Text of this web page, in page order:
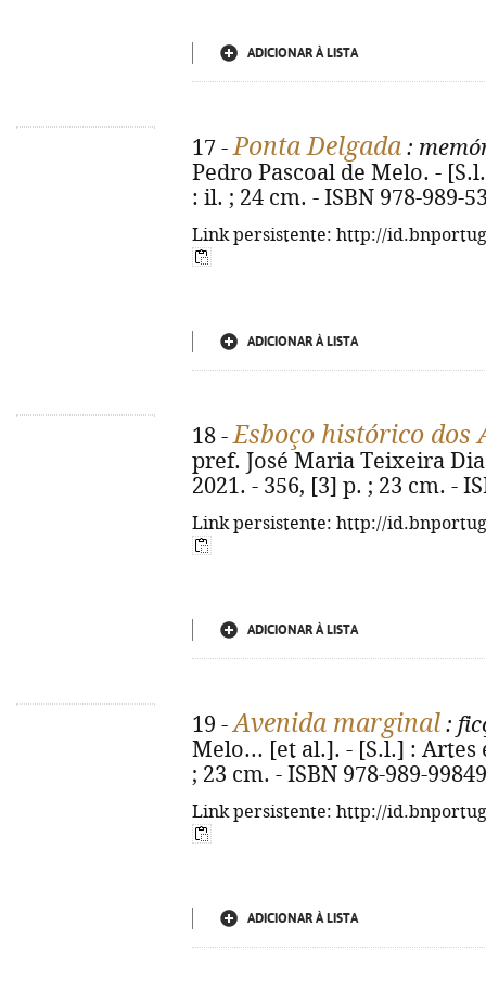
ADICIONAR À LISTA
17 -Ponta Delgada :
Pedro Pascoal de Melo. -
: il. ; 24 cm. - ISBN 978-989-
Link persistente: http://
ADICIONAR À LISTA
18 -Esboço histórico dos
pref. José Maria Teixeira
2021. - 356, [3] p. ; 23 cm. -
Link persistente: http://
ADICIONAR À LISTA
19 -Avenida marginal :
Melo... [et al.]. - [S.l.] : Artes
; 23 cm. - ISBN 978-989-
Link persistente: http://
ADICIONAR À LISTA